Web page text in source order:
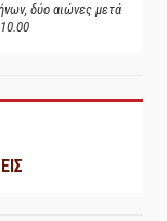
δύο αιώνες μετά